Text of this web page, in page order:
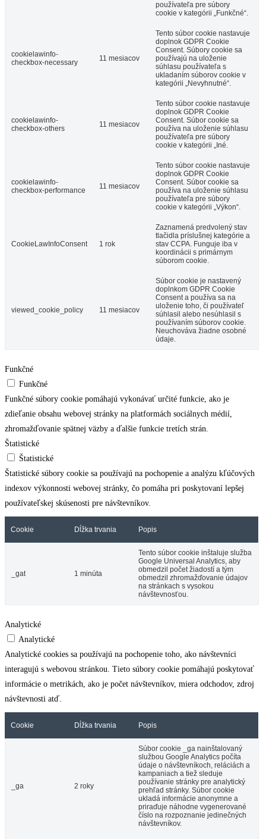
používateľa pre súbory
cookie v kategórii „Funkčné“.
cookielawinfo-
checkbox-necessary
11 mesiacov
Tento súbor cookie nastavuje
doplnok GDPR Cookie
Consent. Súbory cookie sa
používajú na uloženie
súhlasu používateľa s
ukladaním súborov cookie v
kategórii „Nevyhnutné“.
cookielawinfo-
checkbox-others
11 mesiacov
Tento súbor cookie nastavuje
doplnok GDPR Cookie
Consent. Súbor cookie sa
používa na uloženie súhlasu
používateľa pre súbory
cookie v kategórii „Iné.
cookielawinfo-
checkbox-performance
11 mesiacov
Tento súbor cookie nastavuje
doplnok GDPR Cookie
Consent. Súbor cookie sa
používa na uloženie súhlasu
používateľa pre súbory
cookie v kategórii „Výkon“.
CookieLawInfoConsent 1 rok
Zaznamená predvolený stav
tlačidla príslušnej kategórie a
stav CCPA. Funguje iba v
koordinácii s primárnym
súborom cookie.
viewed_cookie_policy 11 mesiacov
Súbor cookie je nastavený
doplnkom GDPR Cookie
Consent a používa sa na
uloženie toho, či používateľ
súhlasil alebo nesúhlasil s
používaním súborov cookie.
Neuchováva žiadne osobné
údaje.
Funkčné
Funkčné
Funkčné súbory cookie pomáhajú vykonávať určité funkcie, ako je
zdieľanie obsahu webovej stránky na platformách sociálnych médií,
zhromažďovanie spätnej väzby a ďalšie funkcie tretích strán.
Štatistické
Štatistické
Štatistické súbory cookie sa používajú na pochopenie a analýzu kľúčových
indexov výkonnosti webovej stránky, čo pomáha pri poskytovaní lepšej
používateľskej skúsenosti pre návštevníkov.
Cookie Dĺžka trvania Popis
_gat 1 minúta
Tento súbor cookie inštaluje služba
Google Universal Analytics, aby
obmedzil počet žiadostí a tým
obmedzil zhromažďovanie údajov
na stránkach s vysokou
návštevnosťou.
Analytické
Analytické
Analytické cookies sa používajú na pochopenie toho, ako návštevníci
interagujú s webovou stránkou. Tieto súbory cookie pomáhajú poskytovať
informácie o metrikách, ako je počet návštevníkov, miera odchodov, zdroj
návštevnosti atď.
Cookie Dĺžka trvania Popis
_ga 2 roky
Súbor cookie _ga nainštalovaný
službou Google Analytics počíta
údaje o návštevníkoch, reláciách a
kampaniach a tiež sleduje
používanie stránky pre analytický
prehľad stránky. Súbor cookie
ukladá informácie anonymne a
priraďuje náhodne vygenerované
číslo na rozpoznanie jedinečných
návštevníkov.